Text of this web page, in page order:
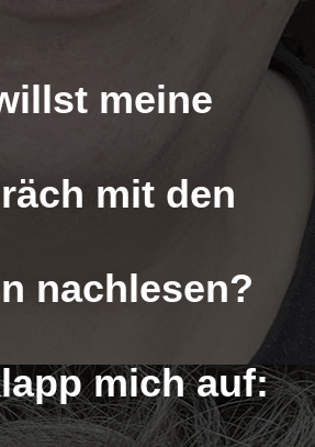
meine
mit den
nachlesen?
mich auf: